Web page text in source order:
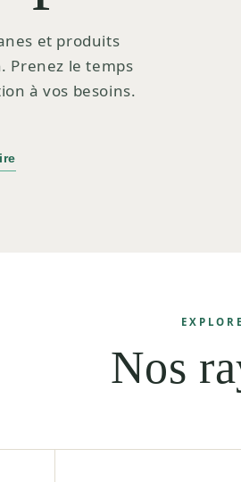
et produits
Prenez le temps
à vos besoins.
Nos